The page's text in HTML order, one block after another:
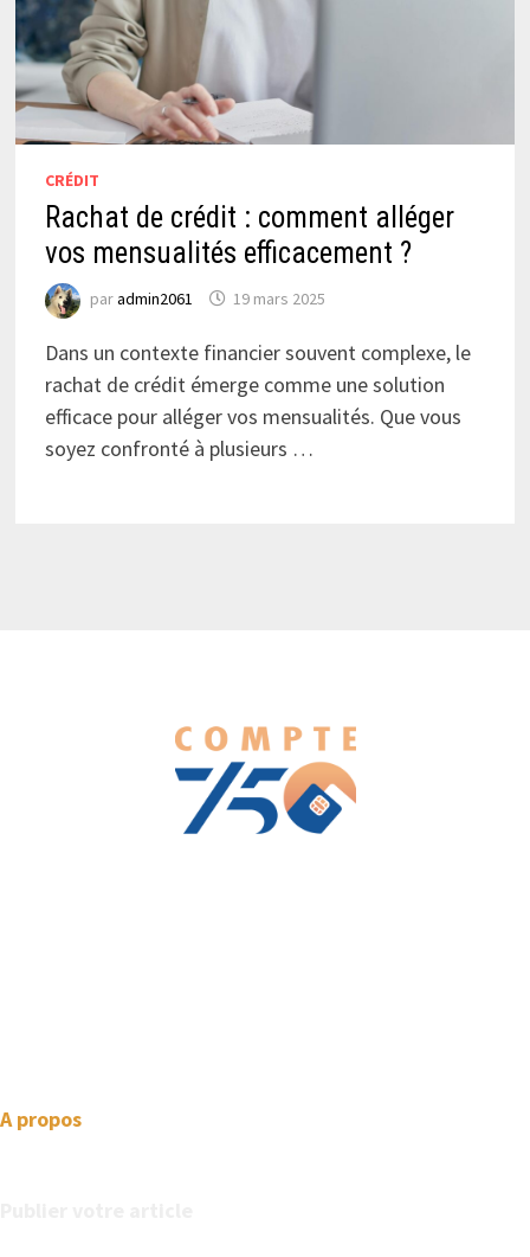
CRÉDIT
Rachat de crédit : comment alléger
vos mensualités efficacement ?
paradmin2061 19 mars 2025
Dans un contexte financier souvent complexe, le
rachat de crédit émerge comme une solution
efficace pour alléger vos mensualités. Que vous
soyez confronté à plusieurs …
A propos